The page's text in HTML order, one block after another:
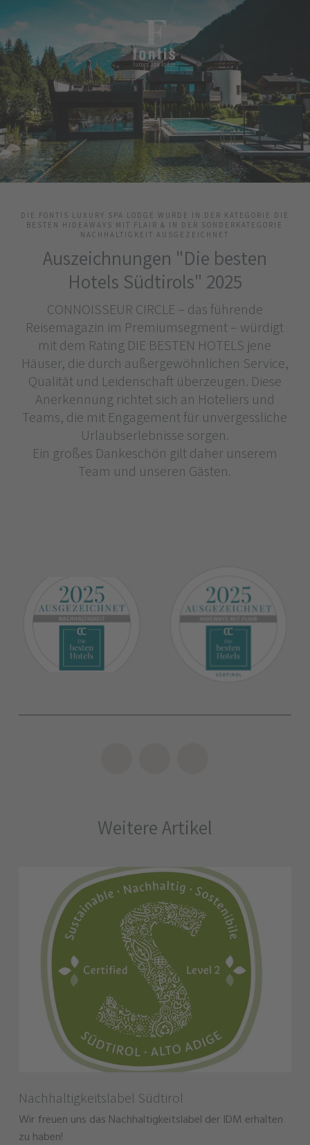
DIE FONTIS LUXURY SPA LODGE WURDE IN DER KATEGORIE DIE
BESTEN HIDEAWAYS MIT FLAIR & IN DER SONDERKATEGORIE
NACHHALTIGKEIT AUSGEZEICHNET
Auszeichnungen "Die besten
Hotels Südtirols" 2025
CONNOISSEUR CIRCLE – das führende
Reisemagazin im Premiumsegment – würdigt
mit dem Rating DIE BESTEN HOTELS jene
Häuser, die durch außergewöhnlichen Service,
Qualität und Leidenschaft überzeugen. Diese
Anerkennung richtet sich an Hoteliers und
Teams, die mit Engagement für unvergessliche
Urlaubserlebnisse sorgen.
Ein großes Dankeschön gilt daher unserem
Team und unseren Gästen.
Weitere Artikel
Nachhaltigkeitslabel Südtirol
Wir freuen uns das Nachhaltigkeitslabel der IDM erhalten
zu haben!